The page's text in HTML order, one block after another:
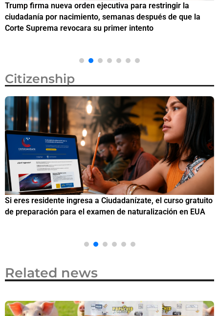
Trump firma nueva orden ejecutiva para restringir la
ciudadanía por nacimiento, semanas después de que la
Corte Suprema revocara su primer intento
Citizenship
Si eres residente ingresa a Ciudadanízate, el curso gratuito
de preparación para el examen de naturalización en EUA
Related news